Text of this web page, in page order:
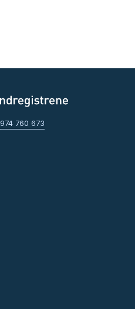
974 760 673